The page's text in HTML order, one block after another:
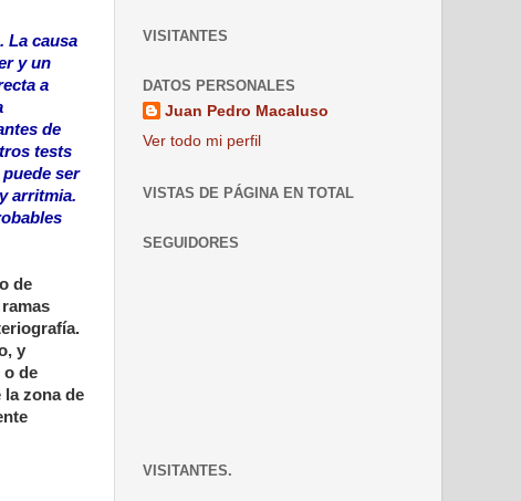
La causa
y un
a
de
tests
ser
arritmia.
de
y
o de
zona de
VISITANTES
DATOS PERSONALES
Juan Pedro Macaluso
Ver todo mi perfil
VISTAS DE PÁGINA EN TOTAL
SEGUIDORES
VISITANTES.